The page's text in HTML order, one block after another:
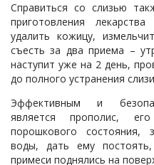
Справиться со слизью
приготовления
удалить кожицу,
съесть за два приема –
наступит уже на 2 день,
до полного устранения
Эффективным и
является прополис,
порошкового состояния,
воды, дать ему
примеси поднялись на